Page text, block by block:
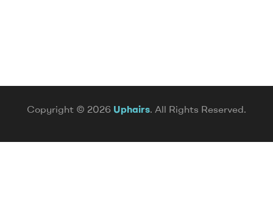
Copyright © 2026 Uphairs. All Rights Reserved.